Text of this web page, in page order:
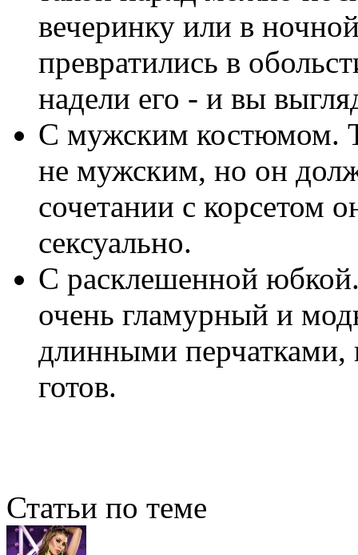
вечеринку или в
превратились в
надели его - и вы
С мужским костюмом.
не мужским, но он
сочетании с корсетом
сексуально.
С расклешенной
очень гламурный и
длинными перчатками,
готов.
Статьи по теме